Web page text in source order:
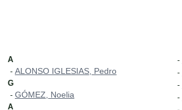
A
- ALONSO IGLESIAS, Pedro
G
- GÓMEZ, Noelia
A
-
-
-
-